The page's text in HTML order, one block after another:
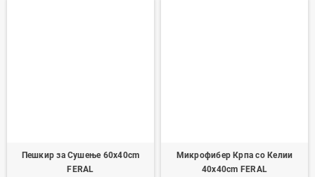
Пешкир за Сушење 60x40cm
FERAL
Микрофибер Крпа со Келии
40x40cm FERAL